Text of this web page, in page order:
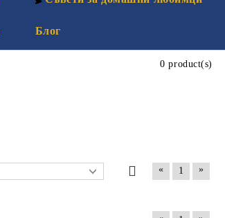
Блог
0 product(s)
« 1 »